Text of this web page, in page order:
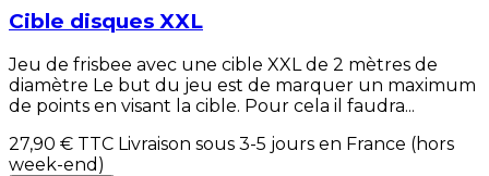
Cible disques XXL
Jeu de frisbee avec une cible XXL de 2 mètres de
diamètre Le but du jeu est de marquer un maximum
de points en visant la cible. Pour cela il faudra...
27,90 € TTC Livraison sous 3-5 jours en France (hors
week-end)